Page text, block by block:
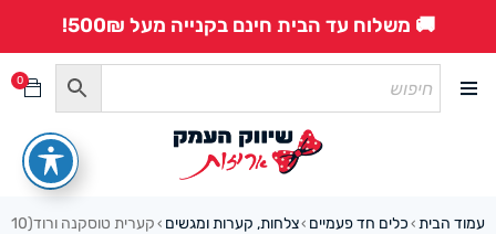
🚚 משלוח עד הבית חינם בקנייה מעל 500₪!
0
עמוד הבית › כלים חד פעמיים ›צלחות, קערות ומגשים ›
קערית טוסקנה ורוד(10